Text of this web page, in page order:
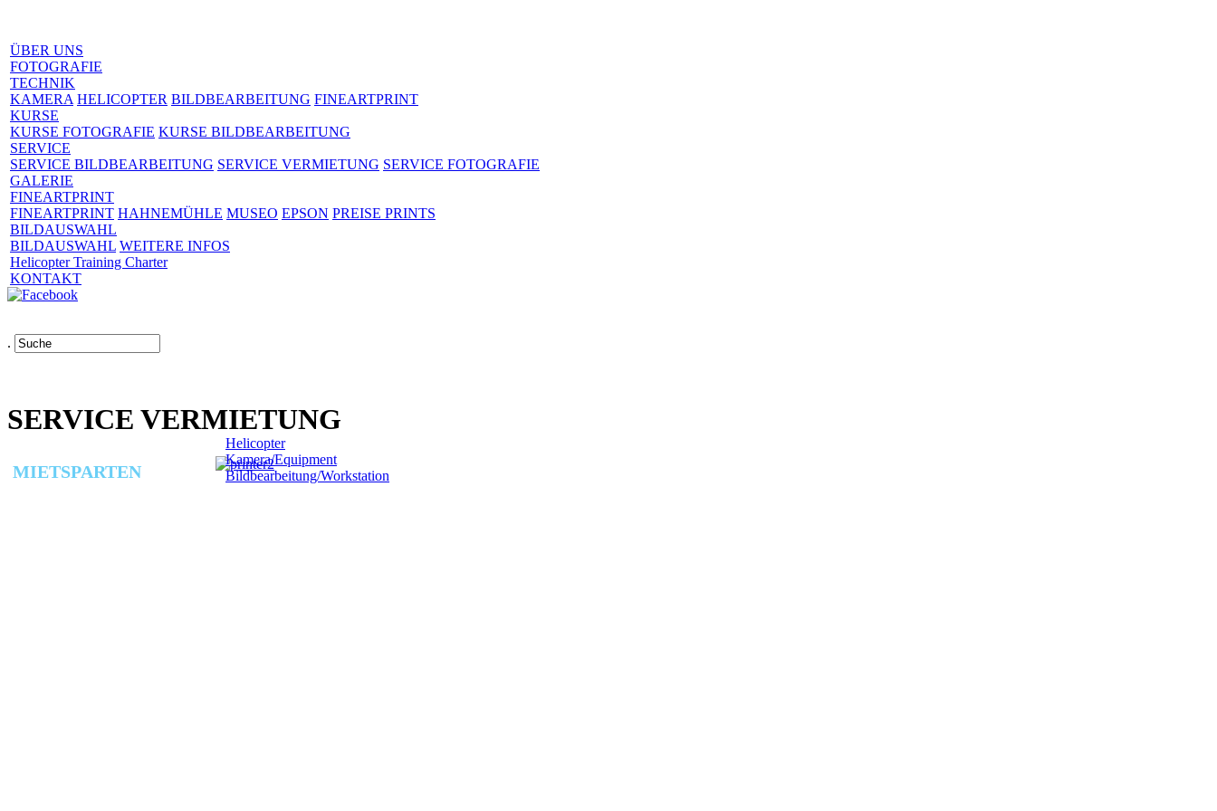
ÜBER UNS
FOTOGRAFIE
TECHNIK
KAMERA HELICOPTER BILDBEARBEITUNG FINEARTPRINT
KURSE
KURSE FOTOGRAFIE KURSE BILDBEARBEITUNG
SERVICE
SERVICE BILDBEARBEITUNG SERVICE VERMIETUNG SERVICE FOTOGRAFIE
GALERIE
FINEARTPRINT
FINEARTPRINT HAHNEMÜHLE MUSEO EPSON PREISE PRINTS
BILDAUSWAHL
BILDAUSWAHL WEITERE INFOS
Helicopter Training Charter
KONTAKT
.
SERVICE VERMIETUNG
MIETSPARTEN
Helicopter
Kamera/Equipment
Bildbearbeitung/Workstation